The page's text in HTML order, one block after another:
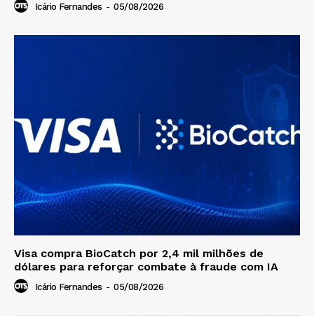
Icário Fernandes - 05/08/2026
Visa compra BioCatch por 2,4 mil milhões de
dólares para reforçar combate à fraude com IA
Icário Fernandes - 05/08/2026